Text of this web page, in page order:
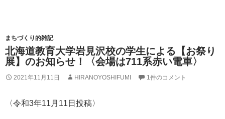
まちづくり的雑記
北海道教育大学岩見沢校の学生による【お祭り
展】のお知らせ！〈会場は711系赤い電車〉
2021年11月11日 HIRANOYOSHIFUMI 1件のコメント
〈令和3年11月11日投稿〉